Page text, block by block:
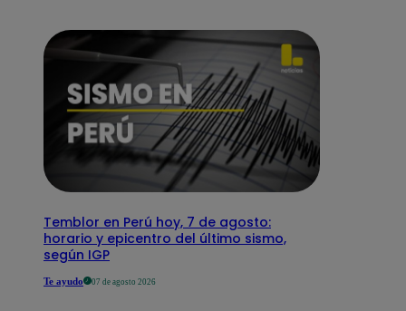
Temblor en Perú hoy, 7 de agosto:
horario y epicentro del último sismo,
según IGP
Te ayudo 07 de agosto 2026